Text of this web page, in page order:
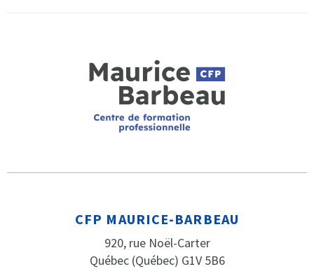
CFP MAURICE-BARBEAU
920, rue Noël-Carter
Québec (Québec) G1V 5B6